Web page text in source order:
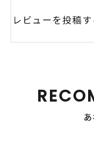
レビューを投稿